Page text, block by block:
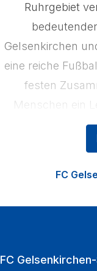
Ruhrgebiet
Gelsenkirchen
eine reiche
festen
Menschen ein
Region zu
Königsblauen ist
FC
FC